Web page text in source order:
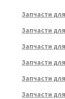
Запчасти
Запчасти
Запчасти
Запчасти
Запчасти
Запчасти